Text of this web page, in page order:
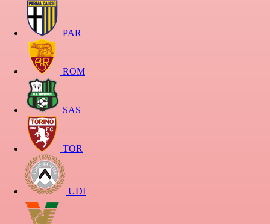
PAR
ROM
SAS
TOR
UDI